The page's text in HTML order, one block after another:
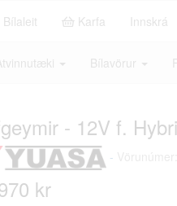
Bílaleit Karfa Innskrá
Bílavörur
- 12V f.
-
kr